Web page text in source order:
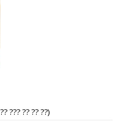
??? ?? ?? ??)